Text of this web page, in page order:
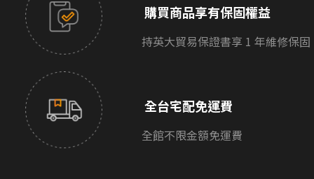
購買商品享有保固權益
持英大貿易保證書享 1 年維修保固
全台宅配免運費
全館不限金額免運費